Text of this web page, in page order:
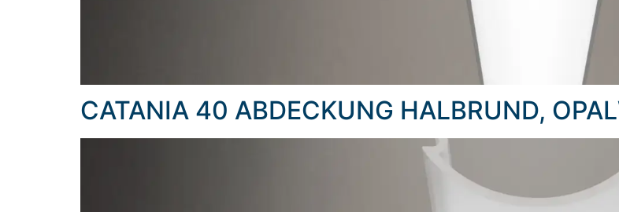
CATANIA 40 ABDECKUNG HALBRUND,